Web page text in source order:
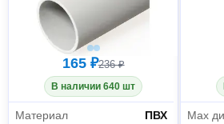
165 ₽236 ₽
В наличии 640 шт
Материал
ПВХ